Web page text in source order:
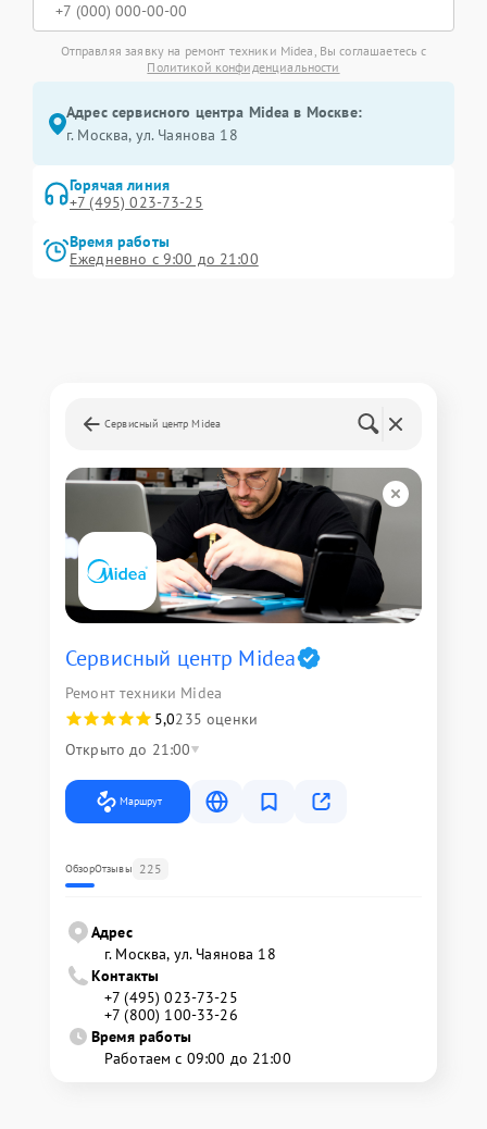
Отправляя заявку на ремонт техники Midea, Вы соглашаетесь с
Политикой конфиденциальности
Адрес сервисного центра Midea в Москве:
г. Москва, ул. Чаянова 18
Горячая линия
+7 (495) 023-73-25
Время работы
Ежедневно с 9:00 до 21:00
Сервисный центр Midea
Сервисный центр Midea
Ремонт техники Midea
5,0235 оценки
Открыто до 21:00
Маршрут
ОбзорОтзывы 225
Адрес
г. Москва, ул. Чаянова 18
Контакты
+7 (495) 023-73-25
+7 (800) 100-33-26
Время работы
Работаем с 09:00 до 21:00